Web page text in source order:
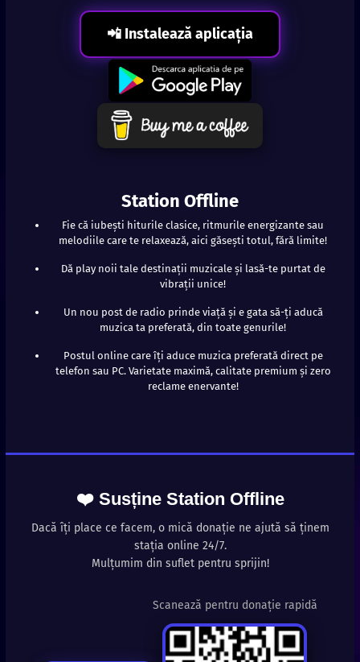
📲 Instalează aplicația
Station Offline
Fie că iubești hiturile clasice, ritmurile energizante sau
melodiile care te relaxează, aici găsești totul, fără limite!
Dă play noii tale destinații muzicale și lasă-te purtat de
vibrații unice!
Un nou post de radio prinde viață și e gata să-ți aducă
muzica ta preferată, din toate genurile!
Postul online care îți aduce muzica preferată direct pe
telefon sau PC. Varietate maximă, calitate premium și zero
reclame enervante!
❤️ Susține Station Offline
Dacă îți place ce facem, o mică donație ne ajută să ținem
stația online 24/7.
Mulțumim din suflet pentru sprijin!
Scanează pentru donație rapidă